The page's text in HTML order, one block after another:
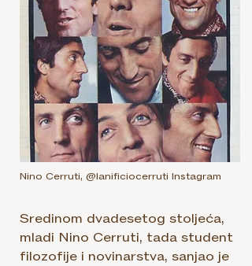
Nino Cerruti, @lanificiocerruti Instagram
Sredinom dvadesetog stoljeća,
mladi Nino Cerruti, tada student
filozofije i novinarstva, sanjao je